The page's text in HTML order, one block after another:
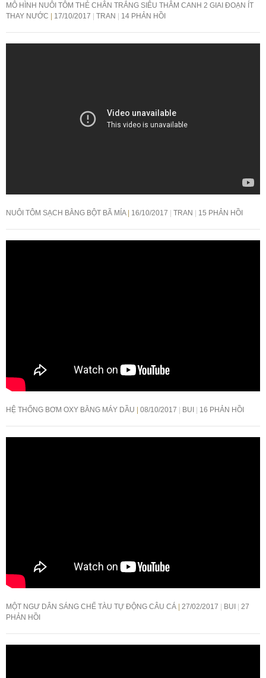
MÔ HÌNH NUÔI TÔM THẺ CHÂN TRẮNG SIÊU THÂM CANH 2 GIAI ĐOẠN ÍT
THAY NƯỚC
17/10/2017 TRAN 14 PHẢN HỒI
NUÔI TÔM SẠCH BẰNG BỘT BÃ MÍA 16/10/2017 TRAN 15 PHẢN HỒI
HỆ THỐNG BƠM OXY BẰNG MÁY DẦU 08/10/2017 BUI 16 PHẢN HỒI
MỘT NGƯ DÂN SÁNG CHẾ TÀU TỰ ĐỘNG CÂU CÁ 27/02/2017 BUI
27
PHẢN HỒI